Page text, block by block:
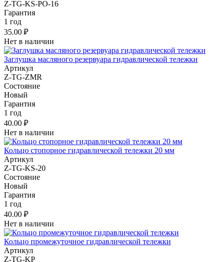
Z-TG-KS-PO-16
Гарантия
1 год
35.00 ₽
Нет в наличии
Заглушка масляного резервуара гидравлической тележки
Артикул
Z-TG-ZMR
Состояние
Новый
Гарантия
1 год
40.00 ₽
Нет в наличии
Кольцо стопорное гидравлической тележки 20 мм
Артикул
Z-TG-KS-20
Состояние
Новый
Гарантия
1 год
40.00 ₽
Нет в наличии
Кольцо промежуточное гидравлической тележки
Артикул
Z-TG-KP